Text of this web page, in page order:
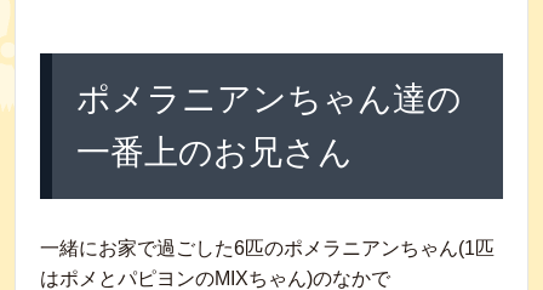
ポメラニアンちゃん達の
一番上のお兄さん
一緒にお家で過ごした6匹のポメラニアンちゃん(1匹
はポメとパピヨンのMIXちゃん)のなかで